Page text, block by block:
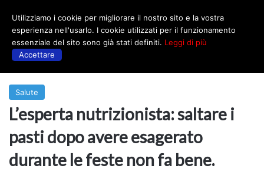
Salute
L’esperta nutrizionista: saltare i
pasti dopo avere esagerato
durante le feste non fa bene.
Utilizziamo i cookie per migliorare il nostro sito e la vostra
esperienza nell'usarlo. I cookie utilizzati per il funzionamento
essenziale del sito sono già stati definiti. Leggi di più
Accettare